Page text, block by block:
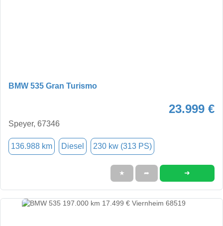
BMW 535 Gran Turismo
23.999 €
Speyer, 67346
136.988 km Diesel 230 kw (313 PS)
★ ➦ ➜